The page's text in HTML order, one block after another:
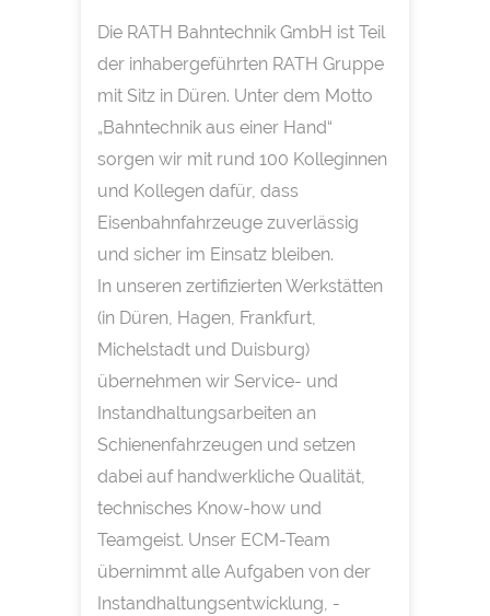
Die RATH Bahntechnik GmbH ist Teil
der inhabergeführten RATH Gruppe
mit Sitz in Düren. Unter dem Motto
„Bahntechnik aus einer Hand“
sorgen wir mit rund 100 Kolleginnen
und Kollegen dafür, dass
Eisenbahnfahrzeuge zuverlässig
und sicher im Einsatz bleiben.
In unseren zertifizierten Werkstätten
(in Düren, Hagen, Frankfurt,
Michelstadt und Duisburg)
übernehmen wir Service- und
Instandhaltungsarbeiten an
Schienenfahrzeugen und setzen
dabei auf handwerkliche Qualität,
technisches Know-how und
Teamgeist. Unser ECM-Team
übernimmt alle Aufgaben von der
Instandhaltungsentwicklung, -